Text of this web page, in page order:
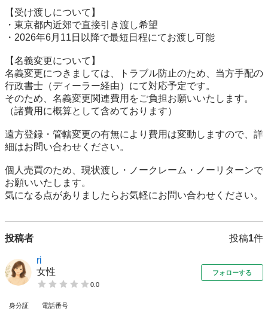
【受け渡しについて】
・東京都内近郊で直接引き渡し希望
・2026年6月11日以降で最短日程にてお渡し可能
【名義変更について】
名義変更につきましては、トラブル防止のため、当方手配の
行政書士（ディーラー経由）にて対応予定です。
そのため、名義変更関連費用をご負担お願いいたします。
（諸費用に概算として含めております）
遠方登録・管轄変更の有無により費用は変動しますので、詳
細はお問い合わせください。
個人売買のため、現状渡し・ノークレーム・ノーリターンで
お願いいたします。
気になる点がありましたらお気軽にお問い合わせください。
投稿者 投稿1件
ri
女性
0.0
フォローする
身分証 電話番号